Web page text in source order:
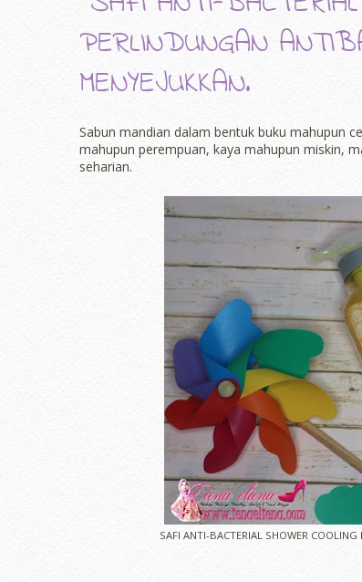
PERLINDUNGAN
MENYEJUKKAN.
Sabun mandian dalam bentuk buku mahupun
mahupun perempuan, kaya mahupun miskin,
seharian.
SAFI ANTI-BACTERIAL SHOWER